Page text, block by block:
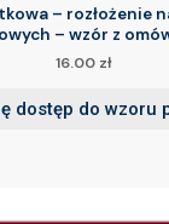
– rozłożenie
– wzór z
16.00 zł
dostęp do wzoru